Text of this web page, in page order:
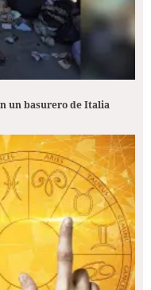
un basurero de Italia